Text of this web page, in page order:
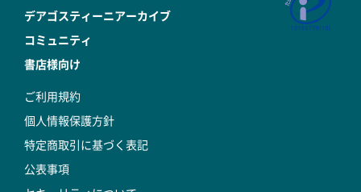
デアゴスティーニアーカイブ
コミュニティ
書店様向け
ご利用規約
個人情報保護方針
特定商取引に基づく表記
公表事項